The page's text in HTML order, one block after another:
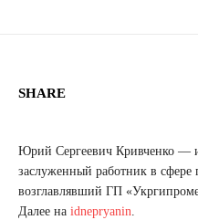
SHARE
Юрий Сергеевич Кривченко —
заслуженный работник в
возглавлявший ГП
Далее на idnepryanin.